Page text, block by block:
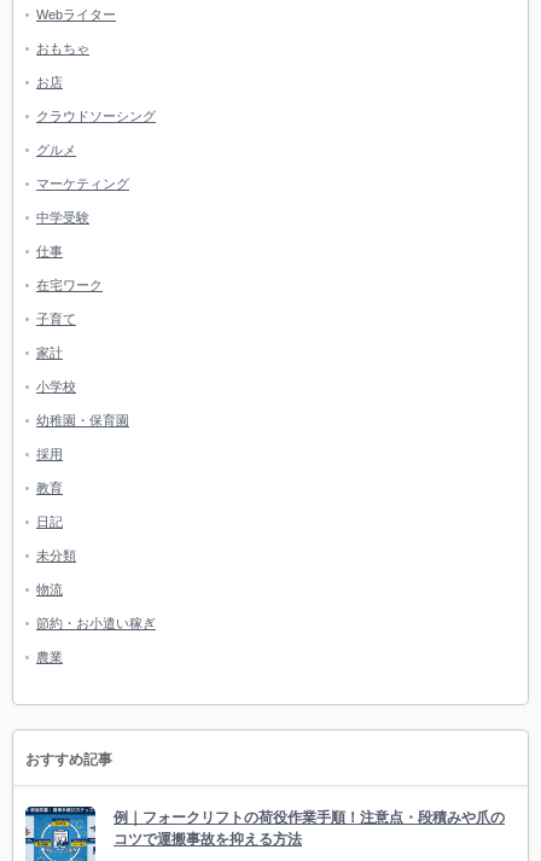
Webライター
おもちゃ
お店
クラウドソーシング
グルメ
マーケティング
中学受験
仕事
在宅ワーク
子育て
家計
小学校
幼稚園・保育園
採用
教育
日記
未分類
物流
節約・お小遣い稼ぎ
農業
おすすめ記事
例｜フォークリフトの荷役作業手順！注意点・段積みや爪の
コツで運搬事故を抑える方法